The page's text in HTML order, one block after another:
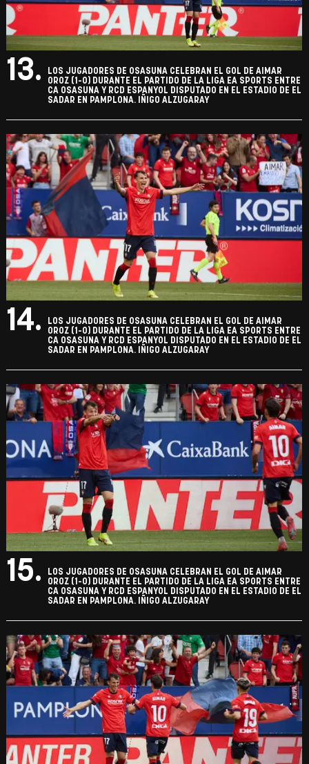
13.
LOS JUGADORES DE OSASUNA CELEBRAN EL GOL DE AIMAR
OROZ (1-0) DURANTE EL PARTIDO DE LA LIGA EA SPORTS ENTRE
CA OSASUNA Y RCD ESPANYOL DISPUTADO EN EL ESTADIO DE EL
SADAR EN PAMPLONA. IÑIGO ALZUGARAY
14.
LOS JUGADORES DE OSASUNA CELEBRAN EL GOL DE AIMAR
OROZ (1-0) DURANTE EL PARTIDO DE LA LIGA EA SPORTS ENTRE
CA OSASUNA Y RCD ESPANYOL DISPUTADO EN EL ESTADIO DE EL
SADAR EN PAMPLONA. IÑIGO ALZUGARAY
15.
LOS JUGADORES DE OSASUNA CELEBRAN EL GOL DE AIMAR
OROZ (1-0) DURANTE EL PARTIDO DE LA LIGA EA SPORTS ENTRE
CA OSASUNA Y RCD ESPANYOL DISPUTADO EN EL ESTADIO DE EL
SADAR EN PAMPLONA. IÑIGO ALZUGARAY